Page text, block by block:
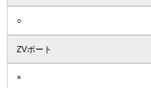
○
ZVポート
×